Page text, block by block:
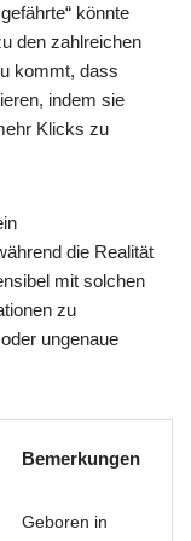
könnte
den zahlreichen
kommt, dass
indem sie
Klicks zu
die Realität
mit solchen
zu
ungenaue
Bemerkungen
Geboren in